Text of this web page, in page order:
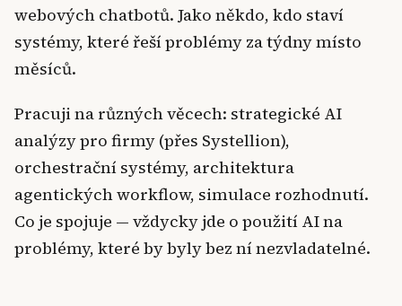
webových chatbotů. Jako někdo, kdo staví
systémy, které řeší problémy za týdny místo
měsíců.
Pracuji na různých věcech: strategické AI
analýzy pro firmy (přes Systellion),
orchestrační systémy, architektura
agentických workflow, simulace rozhodnutí.
Co je spojuje — vždycky jde o použití AI na
problémy, které by byly bez ní nezvladatelné.